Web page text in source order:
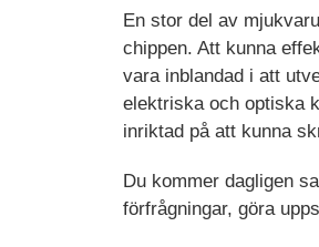
En stor del av
chippen. Att kunna
vara inblandad i att
elektriska och optiska
inriktad på att kunna
Du kommer dagligen
förfrågningar, göra